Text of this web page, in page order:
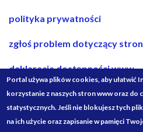
polityka prywatności
zgłoś problem dotyczący
deklaracja dostępności www
deklaracja dostępności bip
projekty ze środków budżetu
Portal używa plików cookies, aby ułatwić
korzystanie z naszych stron www oraz do
statystycznych. Jeśli nie blokujesz tych
na ich użycie oraz zapisanie w pamięci